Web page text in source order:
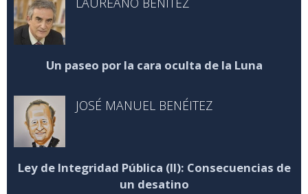
Un paseo por la cara oculta de la Luna
JOSÉ MANUEL BENÉITEZ
Ley de Integridad Pública (II): Consecuencias de
un desatino